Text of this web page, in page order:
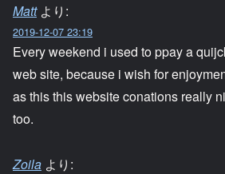
Matt より:
2019-12-07 23:19
Every weekend i used to ppay a
web site, because i wish for
as this this website conations really
too.
Zoila より: